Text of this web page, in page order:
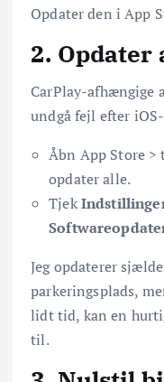
Opdater den i App
2. Opdater
CarPlay-afhængige
undgå fejl efter
Åbn App Store
opdater alle.
Tjek
Jeg opdaterer
parkeringsplads,
lidt tid, kan en
til.